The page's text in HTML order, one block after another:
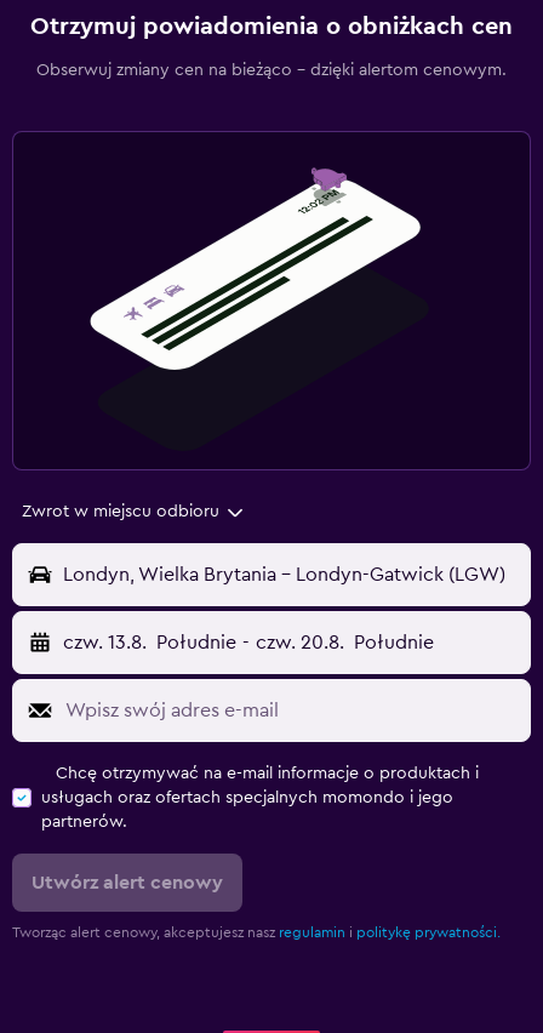
Otrzymuj powiadomienia o obniżkach cen
Obserwuj zmiany cen na bieżąco – dzięki alertom cenowym.
Zwrot w miejscu odbioru
Londyn, Wielka Brytania - Londyn-Gatwick (LGW)
czw. 13.8. Południe - czw. 20.8. Południe
Chcę otrzymywać na e-mail informacje o produktach i
usługach oraz ofertach specjalnych momondo i jego
partnerów.
Utwórz alert cenowy
Tworząc alert cenowy, akceptujesz nasz regulamin i politykę prywatności.